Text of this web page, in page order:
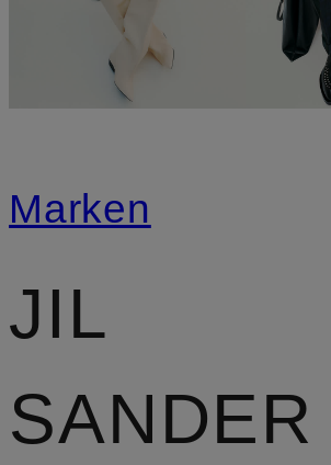
Marken
JIL
SANDER